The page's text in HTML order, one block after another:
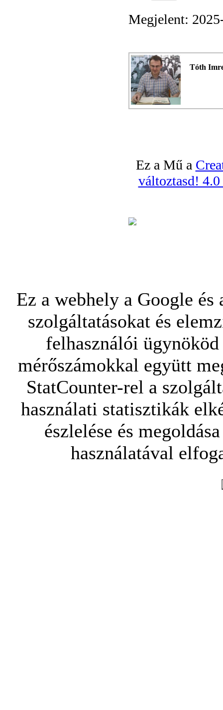
Megjelent:
Tóth
Ez a Mű a
változtasd!
Ez a webhely a Google
szolgáltatásokat és
felhasználói
mérőszámokkal együtt
StatCounter-rel a
használati statisztikák
észlelése és
használatával